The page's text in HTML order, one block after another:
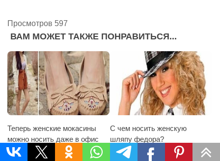
Просмотров 597
ВАМ МОЖЕТ ТАКЖЕ ПОНРАВИТЬСЯ...
Теперь женские мокасины
можно носить даже в офис
21.01.2014
С чем носить женскую
шляпу федора?
17.04.2015